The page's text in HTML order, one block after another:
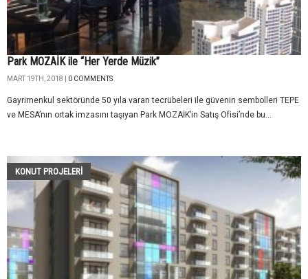
Park MOZAİK ile “Her Yerde Müzik”
MART 19TH, 2018 | 0 COMMENTS
Gayrimenkul sektöründe 50 yıla varan tecrübeleri ile güvenin sembolleri TEPE
ve MESA’nın ortak imzasını taşıyan Park MOZAİK’in Satış Ofisi’nde bu...
KONUT PROJELERI